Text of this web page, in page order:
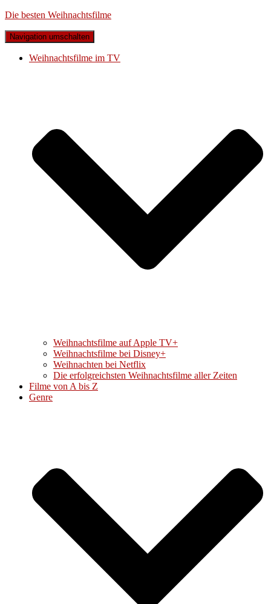
Die besten Weihnachtsfilme
Navigation umschalten
Weihnachtsfilme im TV
Weihnachtsfilme auf Apple TV+
Weihnachtsfilme bei Disney+
Weihnachten bei Netflix
Die erfolgreichsten Weihnachtsfilme aller Zeiten
Filme von A bis Z
Genre